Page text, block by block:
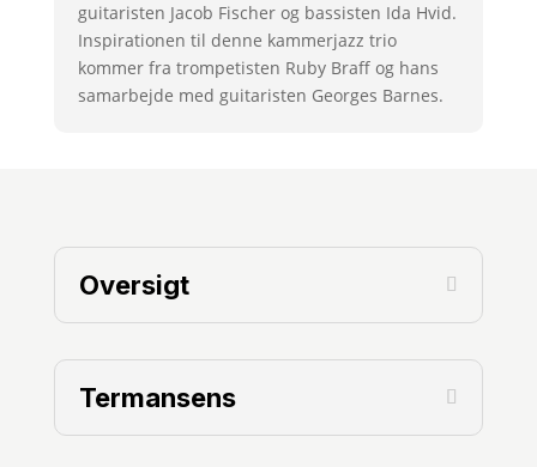
guitaristen Jacob Fischer og bassisten Ida Hvid.
Inspirationen til denne kammerjazz trio
kommer fra trompetisten Ruby Braff og hans
samarbejde med guitaristen Georges Barnes.
Oversigt
Termansens